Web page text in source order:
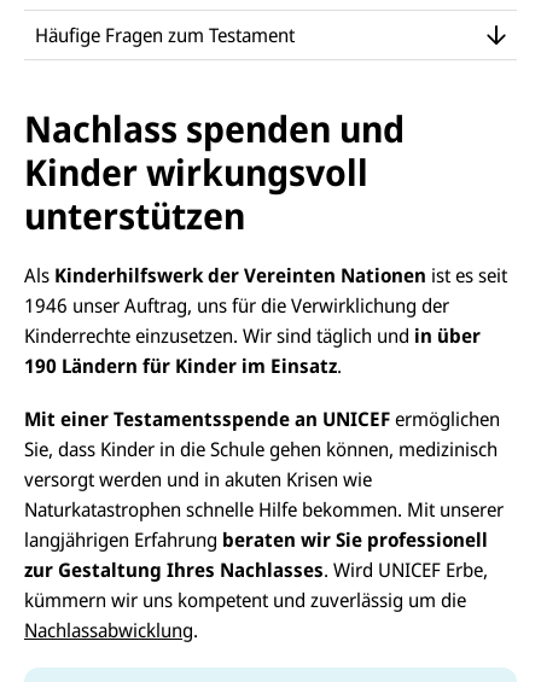
Häufige Fragen zum Testament
Nachlass spenden und
Kinder wirkungsvoll
unterstützen
Als Kinderhilfswerk der Vereinten Nationen ist es seit
1946 unser Auftrag, uns für die Verwirklichung der
Kinderrechte einzusetzen. Wir sind täglich und in über
190 Ländern für Kinder im Einsatz.
Mit einer Testamentsspende an UNICEFermöglichen
Sie, dass Kinder in die Schule gehen können, medizinisch
versorgt werden und in akuten Krisen wie
Naturkatastrophen schnelle Hilfe bekommen. Mit unserer
langjährigen Erfahrung beraten wir Sie professionell
zur Gestaltung Ihres Nachlasses. Wird UNICEF Erbe,
kümmern wir uns kompetent und zuverlässig um die
Nachlassabwicklung.